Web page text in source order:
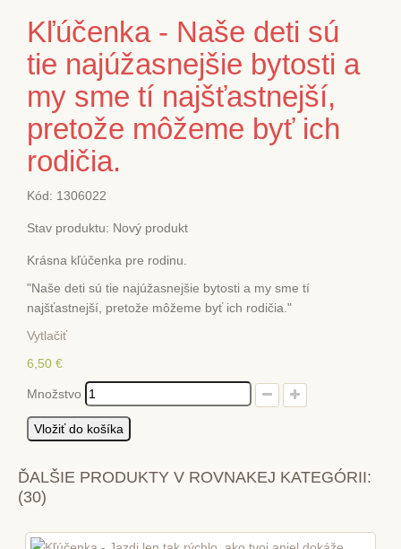
Kľúčenka - Naše deti sú
tie najúžasnejšie bytosti a
my sme tí najšťastnejší,
pretože môžeme byť ich
rodičia.
Kód: 1306022
Stav produktu: Nový produkt
Krásna kľúčenka pre rodinu.
"Naše deti sú tie najúžasnejšie bytosti a my sme tí
najšťastnejší, pretože môžeme byť ich rodičia."
Vytlačiť
6,50 €
Množstvo
Vložiť do košíka
ĎALŠIE PRODUKTY V ROVNAKEJ KATEGÓRII:
(30)